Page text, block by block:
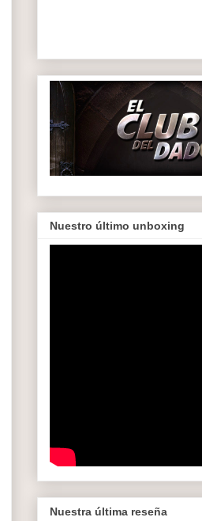
Nuestro último unboxing
Nuestra última reseña